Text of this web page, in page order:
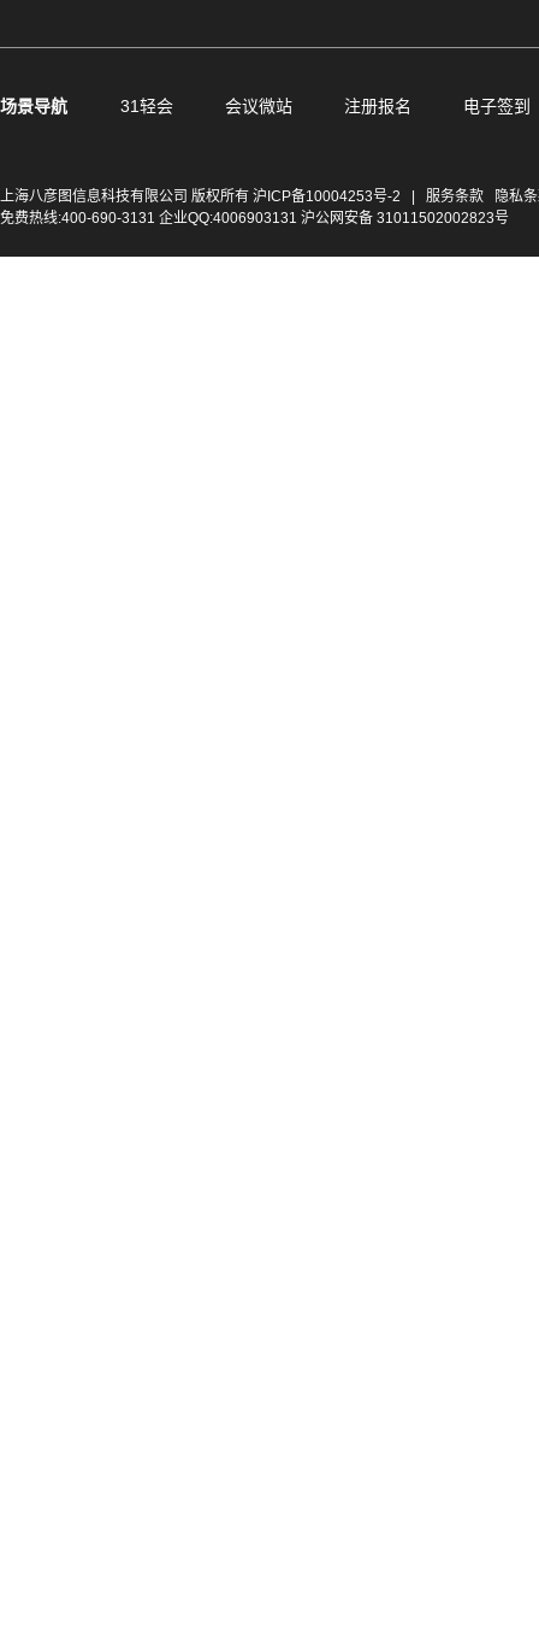
场景导航 31轻会 会议微站 注册报名 电子签到
上海八彦图信息科技有限公司 版权所有 沪ICP备10004253号-2 服务条款
隐私
免费热线:400-690-3131 企业QQ:4006903131 沪公网安备 31011502002823号